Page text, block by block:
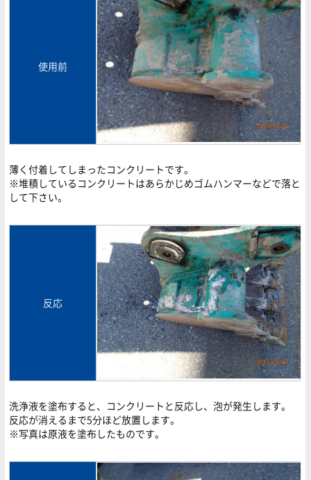
使用前
薄く付着してしまったコンクリートです。
※堆積しているコンクリートはあらかじめゴムハンマーなどで落と
して下さい。
反応
洗浄液を塗布すると、コンクリートと反応し、泡が発生します。
反応が消えるまで5分ほど放置します。
※写真は原液を塗布したものです。